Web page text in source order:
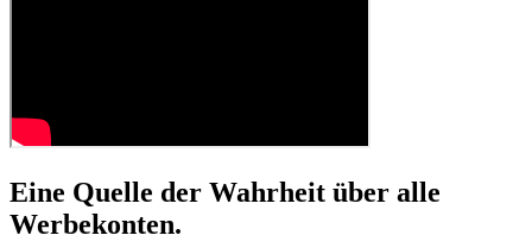
Eine Quelle der Wahrheit über alle
Werbekonten.